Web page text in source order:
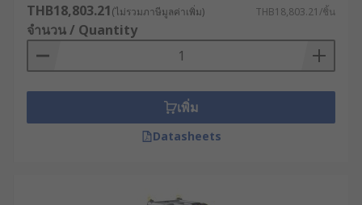
THB18,803.21(ไม่รวมภาษีมูลค่าเพิ่ม) THB18,803.21/ชิ้น
จำนวน / Quantity
เพิ่ม
Datasheets